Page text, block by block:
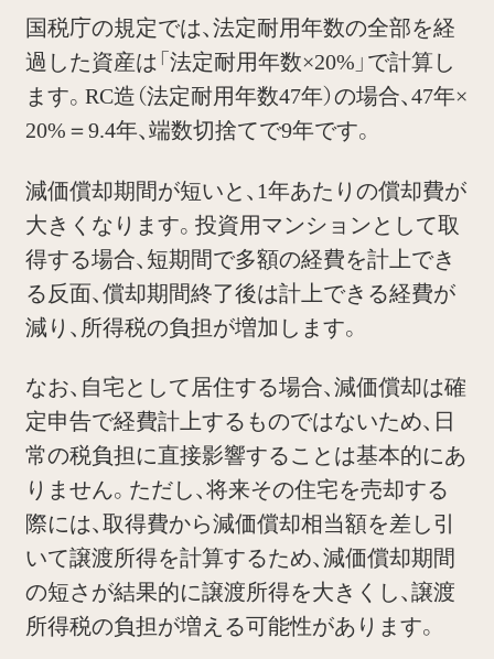
国税庁の規定では、法定耐用年数の全部を経
過した資産は「法定耐用年数×20%」で計算し
ます。RC造（法定耐用年数47年）の場合、47年×
20%＝9.4年、端数切捨てで9年です。
減価償却期間が短いと、1年あたりの償却費が
大きくなります。投資用マンションとして取
得する場合、短期間で多額の経費を計上でき
る反面、償却期間終了後は計上できる経費が
減り、所得税の負担が増加します。
なお、自宅として居住する場合、減価償却は確
定申告で経費計上するものではないため、日
常の税負担に直接影響することは基本的にあ
りません。ただし、将来その住宅を売却する
際には、取得費から減価償却相当額を差し引
いて譲渡所得を計算するため、減価償却期間
の短さが結果的に譲渡所得を大きくし、譲渡
所得税の負担が増える可能性があります。